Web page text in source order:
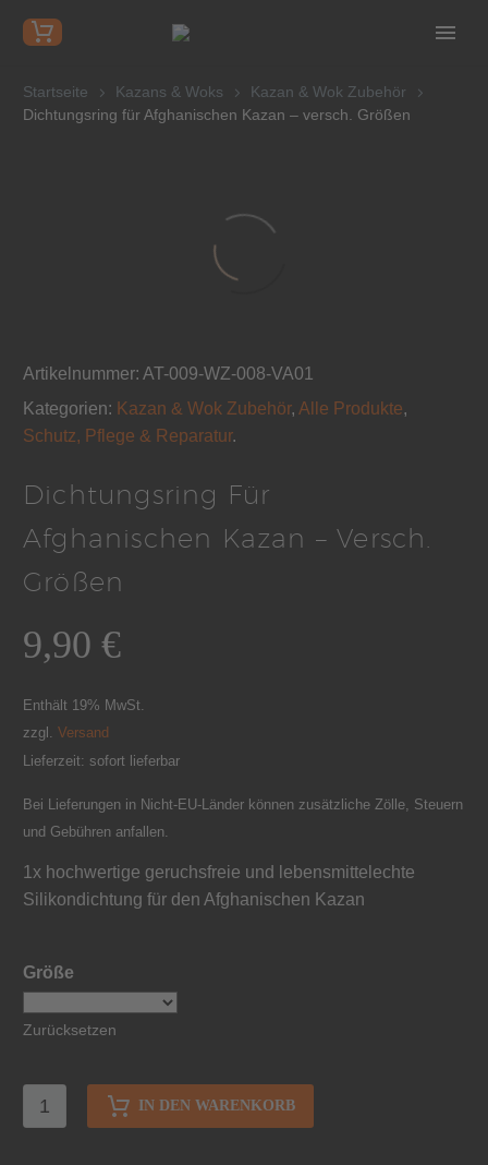
Startseite Kazans & Woks
Kazan & Wok Zubehör
Dichtungsring für Afghanischen Kazan – versch. Größen
Artikelnummer: AT-009-WZ-008-VA01
Kategorien: Kazan & Wok Zubehör, Alle Produkte,
Schutz, Pflege & Reparatur.
Dichtungsring Für
Afghanischen Kazan – Versch.
Größen
9,90 €
Enthält 19% MwSt.
zzgl. Versand
Lieferzeit: sofort lieferbar
Bei Lieferungen in Nicht-EU-Länder können zusätzliche Zölle, Steuern
und Gebühren anfallen.
1x hochwertige geruchsfreie und lebensmittelechte
Silikondichtung für den Afghanischen Kazan
Größe
Zurücksetzen
IN DEN WARENKORB